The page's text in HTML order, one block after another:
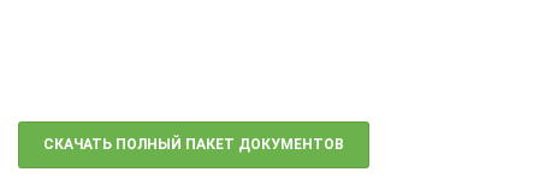
СКАЧАТЬ ПОЛНЫЙ ПАКЕТ ДОКУМЕНТОВ